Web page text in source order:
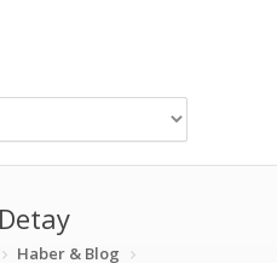
Haber & Blog